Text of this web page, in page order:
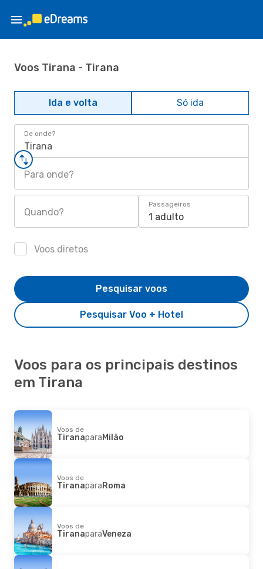
Voos Tirana - Tirana
Ida e volta Só ida
De onde?
Tirana
Para onde?
Quando?
Passageiros
1 adulto
Voos diretos
Pesquisar Voo + Hotel
Pesquisar voos
Voos para os principais destinos
em Tirana
Voos de
TiranaparaMilão
Voos de
TiranaparaRoma
Voos de
TiranaparaVeneza